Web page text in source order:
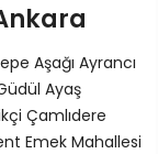
Aşağı Ayrancı
Ayaş
Çamlıdere
Emek Mahallesi